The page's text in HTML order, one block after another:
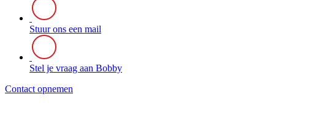
Stuur ons een mail
Stel je vraag aan Bobby
Contact opnemen